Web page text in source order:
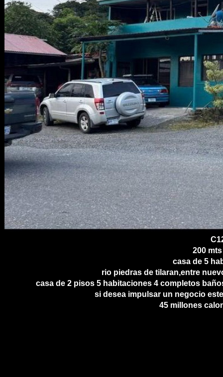
200
casa de 5
rio piedras de tilaran,entre
casa de 2 pisos 5 habitaciones 4 completos
si desea impulsar un negocio
45 millones